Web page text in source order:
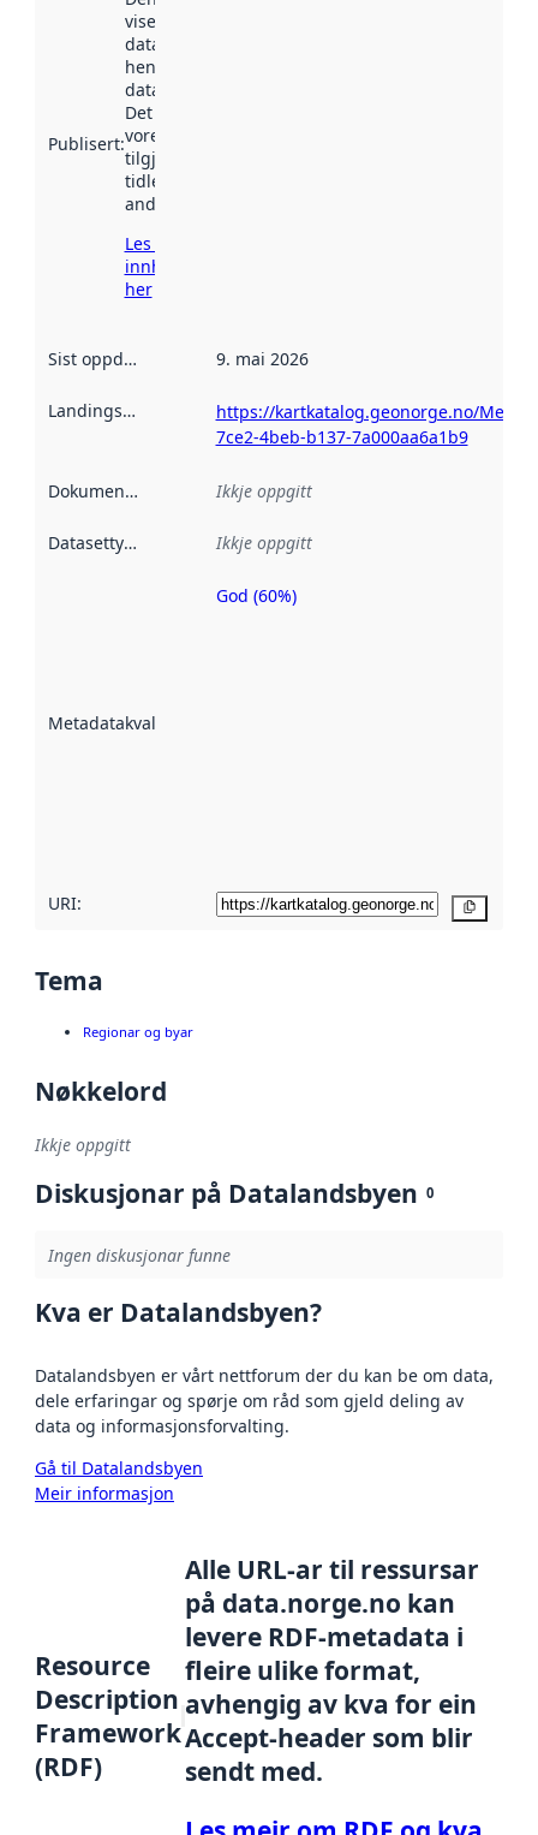
Publisert:
viser når
datasettet vart
henta inn av
data.norge.no.
Det kan ha
vore
tilgjengeleg
tidlegare
andre stader.
Les meir om
innhenting
her
Sist oppdatert 9. mai 2026
Landingsside
https://kartkatalog.geonorge.no/
7ce2-4beb-b137-7a000aa6a1b9
Dokumentasjon Ikkje oppgitt
Datasettype Ikkje oppgitt
Metadatakvalitet
Metadatakvalitet
God (60%)
URI:
Tema
Regionar og byar
Nøkkelord
Ikkje oppgitt
Diskusjonar på Datalandsbyen 0
Ingen diskusjonar funne
Kva er Datalandsbyen?
Datalandsbyen er vårt nettforum der du kan be om data,
dele erfaringar og spørje om råd som gjeld deling av
data og informasjonsforvalting.
Gå til Datalandsbyen
Meir informasjon
Resource
Description
Framework
(RDF)
Alle URL-ar til ressursar
på data.norge.no kan
levere RDF-metadata i
fleire ulike format,
avhengig av kva for ein
Accept-header som blir
sendt med.